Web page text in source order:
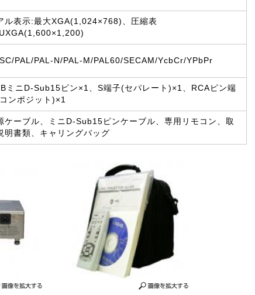
ル表示:最大XGA(1,024×768)、圧縮表
PAL/PAL-N/PAL-M/PAL60/SECAM/YcbCr/YPbPr
ミニD-Sub15ピン×1、S端子(セパレート)×1、RCAピン端
ンポジット)×1
ケーブル、ミニD-Sub15ピンケーブル、専用リモコン、取
明書類、キャリングバッグ